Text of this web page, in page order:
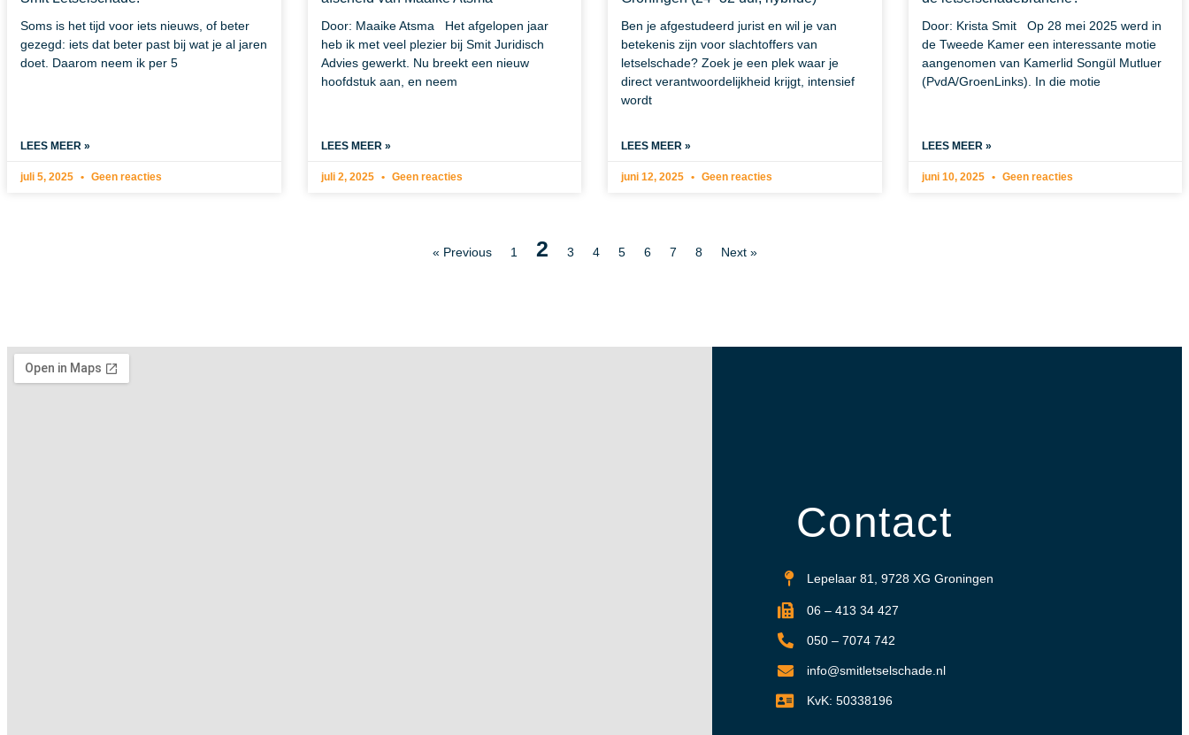
Soms is het tijd voor iets nieuws, of beter
gezegd: iets dat beter past bij wat je al jaren
doet. Daarom neem ik per 5
LEES MEER »
juli 5, 2025 Geen reacties
Door: Maaike Atsma Het afgelopen jaar
heb ik met veel plezier bij Smit Juridisch
Advies gewerkt. Nu breekt een nieuw
hoofdstuk aan, en neem
LEES MEER »
juli 2, 2025 Geen reacties
Ben je afgestudeerd jurist en wil je van
betekenis zijn voor slachtoffers van
letselschade? Zoek je een plek waar je
direct verantwoordelijkheid krijgt, intensief
wordt
LEES MEER »
juni 12, 2025 Geen reacties
Door: Krista Smit Op 28 mei 2025 werd in
de Tweede Kamer een interessante motie
aangenomen van Kamerlid Songül Mutluer
(PvdA/GroenLinks). In die motie
LEES MEER »
juni 10, 2025 Geen reacties
« Previous 1 2 3 4 5 6 7 8 Next »
Contact
Lepelaar 81, 9728 XG Groningen
06 – 413 34 427
050 – 7074 742
info@smitletselschade.nl
KvK: 50338196